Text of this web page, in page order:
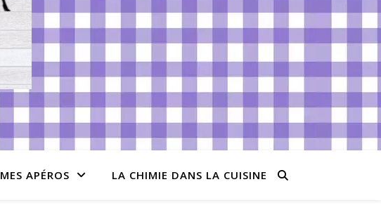
MES APÉROS LA CHIMIE DANS LA CUISINE